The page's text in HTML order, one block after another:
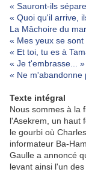
« Sauront-ils
« Quoi qu'il arrive,
La Mâchoire du
« Mes yeux se
« Et toi, tu es à
« Je t'embrasse... »
« Ne m'abandonne
Texte intégral
Nous sommes à la
l'Asekrem, un haut
le gourbi où
informateur Ba-
Gaulle a annoncé
levant ainsi l'un